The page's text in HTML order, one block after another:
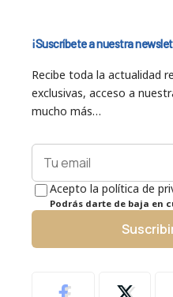
¡Suscríbete a nuestra
Recibe toda la actualidad
exclusivas, acceso a
mucho más…
Acepto la política de
Podrás darte de baja en